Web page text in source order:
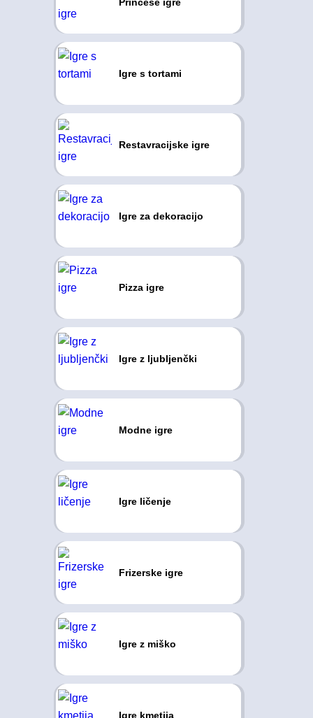
Igre s tortami
Restavracijske igre
Igre za dekoracijo
Pizza igre
Igre z ljubljenčki
Modne igre
Igre ličenje
Frizerske igre
Igre z miško
Igre kmetija